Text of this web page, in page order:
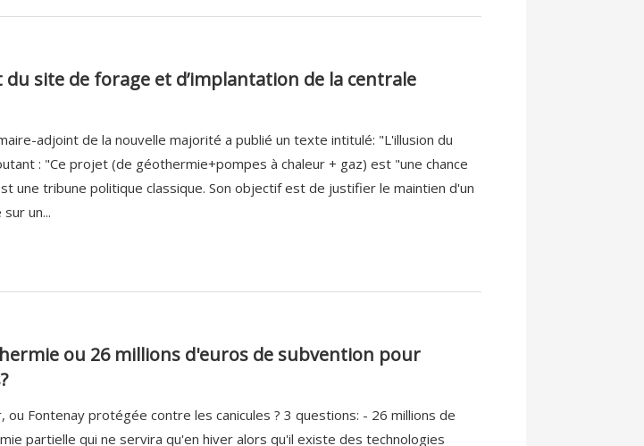
site de forage et d’implantation de la centrale
adjoint de la nouvelle majorité a publié un texte intitulé: "L'illusion du
: "Ce projet (de géothermie+pompes à chaleur + gaz) est "une chance
une tribune politique classique. Son objectif est de justifier le maintien d'un
un...
ou 26 millions d'euros de subvention pour
ou Fontenay protégée contre les canicules ? 3 questions: - 26 millions de
partielle qui ne servira qu'en hiver alors qu'il existe des technologies